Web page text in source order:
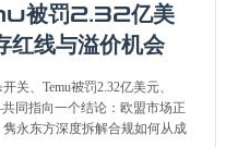
被罚2.32亿美
红线与溢价机会
、Temu被罚2.32亿美元、
同指向一个结论：欧盟市场正
永东方深度拆解合规如何从成